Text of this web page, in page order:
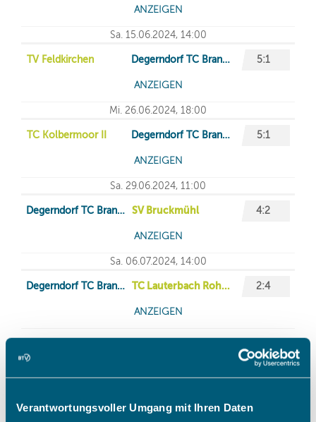
Verantwortungsvoller Umgang mit Ihren Daten